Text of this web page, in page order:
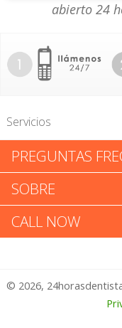
abierto 24
Servicios
EdS Dental Lab
EdS Dental
1 – No
PREGUNTAS
SOBRE
CALL NOW
© 2026,